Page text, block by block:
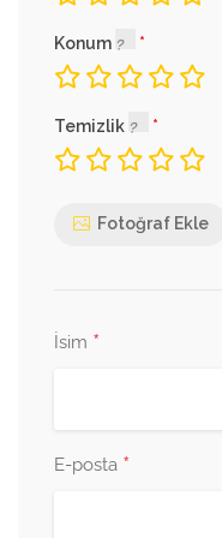
Konum
Temizlik
Fotoğraf Ekle
İsim *
E-posta *